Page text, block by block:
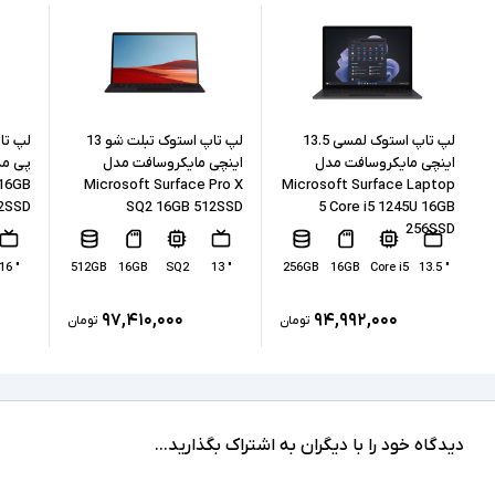
16GB
حافظه داخلی 512GB
نوع حافظه داخلی SSD
پردازنده گرافیکی Intel Iris Xe Graphics
لپ تاپ استوک لمسی 13.5
اینچی مایکروسافت مدل
Microsoft Surface Laptop
5 Core i5 1245U 16GB
256SSD
" 13.5
Core i5
16GB
256GB
۹۴,۹۹۲,۰۰۰ تومان
لپ تاپ استوک تبلت شو 13
اینچی مایکروسافت مدل
Microsoft Surface Pro X
SQ2 16GB 512SSD
" 13
SQ2
16GB
512GB
۹۷,۴۱۰,۰۰۰ تومان
" 16
دیدگاه خود را با دیگران به اشتراک بگذارید...